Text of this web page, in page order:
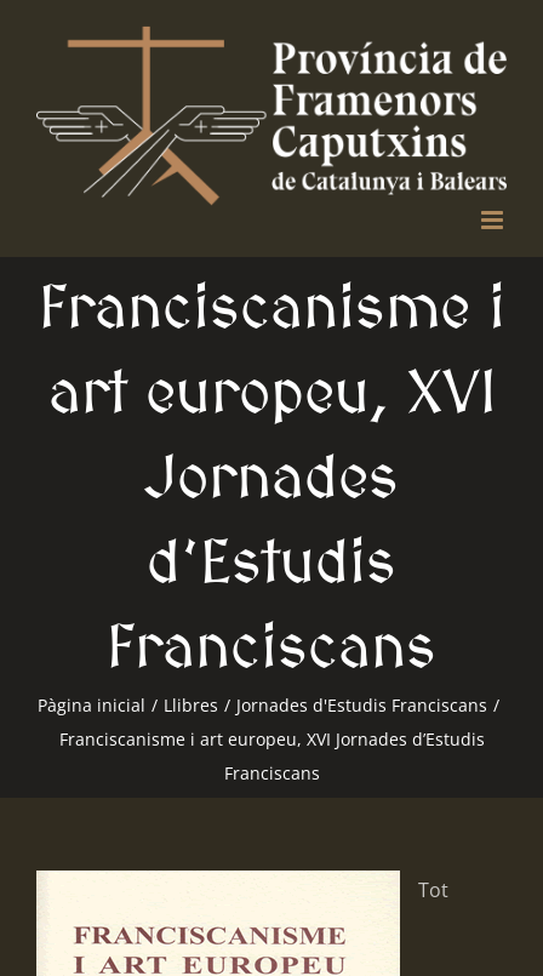
Franciscanisme i
art europeu, XVI
Jornades
d’Estudis
Franciscans
Pàgina inicial / Llibres / Jornades d'Estudis Franciscans /
Franciscanisme i art europeu, XVI Jornades d’Estudis
Franciscans
Tot